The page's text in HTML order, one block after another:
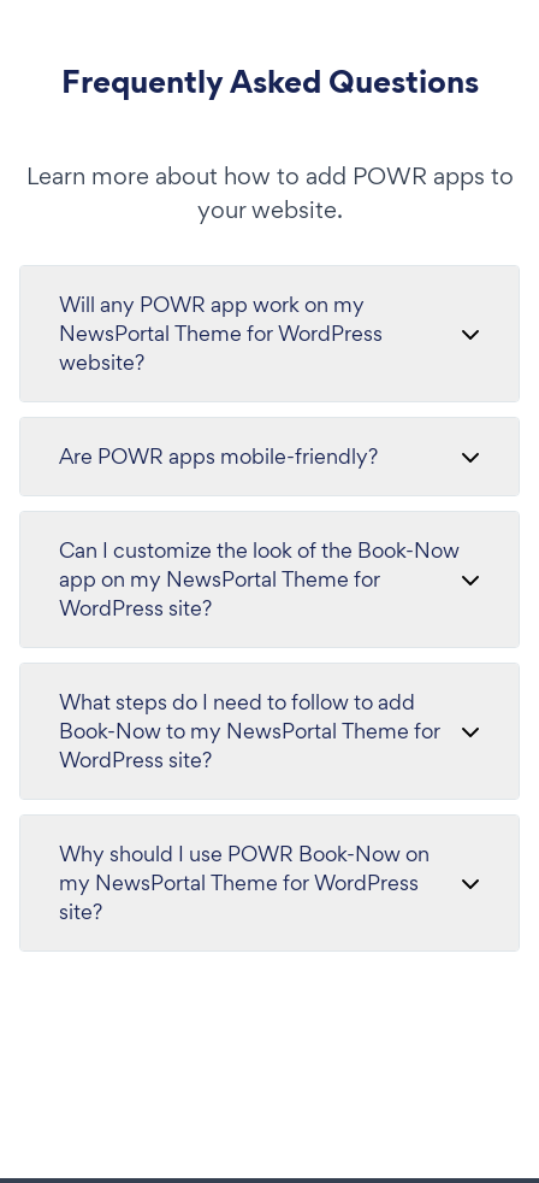
Frequently Asked Questions
Learn more about how to add POWR apps to
your website.
Will any POWR app work on my
NewsPortal Theme for WordPress
website?
Are POWR apps mobile-friendly?
Can I customize the look of the Book-Now
app on my NewsPortal Theme for
WordPress site?
What steps do I need to follow to add
Book-Now to my NewsPortal Theme for
WordPress site?
Why should I use POWR Book-Now on
my NewsPortal Theme for WordPress
site?